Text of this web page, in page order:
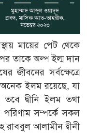
মায়ের পেট থেকে
তাকে অল্প ইল্ম দান
জীবনের সর্বক্ষেত্রে
ইলম রয়েছে, যা
দ্বীনি ইলম তথা
পরিণাম সম্পর্কে সকল
আলামীন দ্বীনী